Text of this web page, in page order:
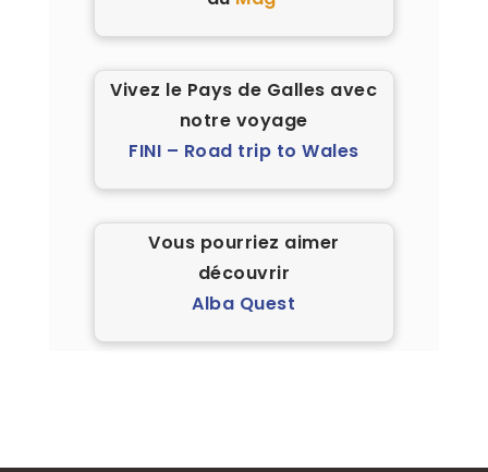
Vivez le Pays de Galles avec
notre voyage
FINI – Road trip to Wales
Vous pourriez aimer
découvrir
Alba Quest